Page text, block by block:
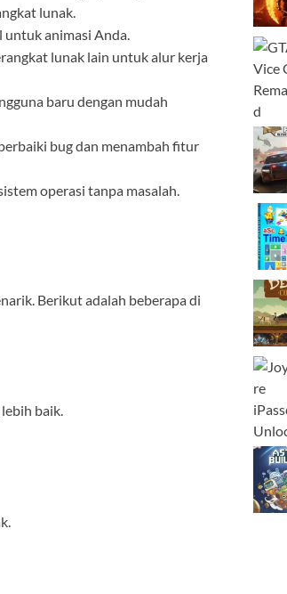
lunak.
animasi Anda.
lunak lain untuk alur kerja
baru dengan mudah
bug dan menambah fitur
operasi tanpa masalah.
Berikut adalah beberapa di
baik.